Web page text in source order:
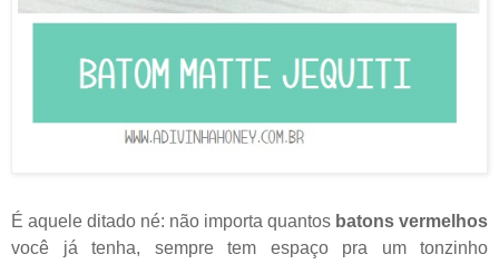
É aquele ditado né: não importa quantos batons vermelhos
você já tenha, sempre tem espaço pra um tonzinho